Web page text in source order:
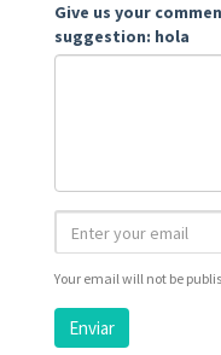
Give us your
suggestion: hola
Your email will not be
Enviar